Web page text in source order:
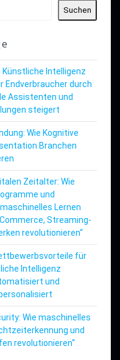
Suchen
Künstliche Intelligenz
Endverbraucher durch
Assistenten und
steigert
Wie Kognitive
Branchen
Zeitalter: Wie
und
Lernen
Streaming-
revolutionieren“
für
Intelligenz
und
Wie maschinelles
und
revolutionieren“